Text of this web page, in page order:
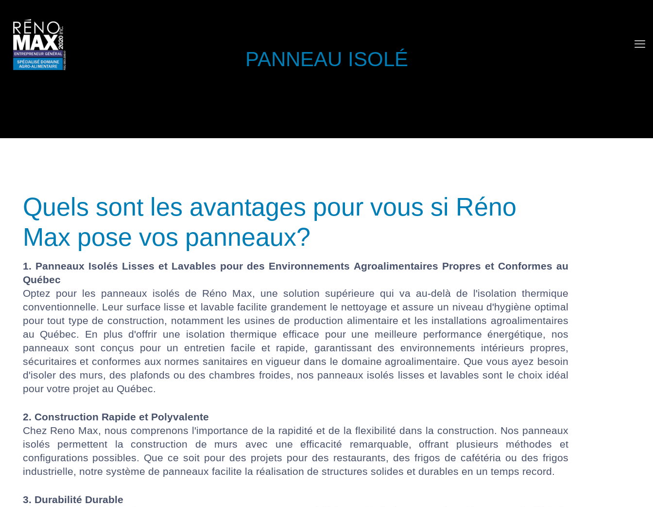
PANNEAU ISOLÉ
Quels sont les avantages pour vous si Réno
Max pose vos panneaux?
1. Panneaux Isolés Lisses et Lavables pour des Environnements Agroalimentaires Propres et Conformes au
Québec
Optez pour les panneaux isolés de Réno Max, une solution supérieure qui va au-delà de l'isolation thermique
conventionnelle. Leur surface lisse et lavable facilite grandement le nettoyage et assure un niveau d'hygiène optimal
pour tout type de construction, notamment les usines de production alimentaire et les installations agroalimentaires
au Québec. En plus d'offrir une isolation thermique efficace pour une meilleure performance énergétique, nos
panneaux sont conçus pour un entretien facile et rapide, garantissant des environnements intérieurs propres,
sécuritaires et conformes aux normes sanitaires en vigueur dans le domaine agroalimentaire. Que vous ayez besoin
d'isoler des murs, des plafonds ou des chambres froides, nos panneaux isolés lisses et lavables sont le choix idéal
pour votre projet au Québec.
2. Construction Rapide et Polyvalente
Chez Reno Max, nous comprenons l'importance de la rapidité et de la flexibilité dans la construction. Nos panneaux
isolés permettent la construction de murs avec une efficacité remarquable, offrant plusieurs méthodes et
configurations possibles. Que ce soit pour des projets pour des restaurants, des frigos de cafétéria ou des frigos
industrielle, notre système de panneaux facilite la réalisation de structures solides et durables en un temps record.
3. Durabilité Durable